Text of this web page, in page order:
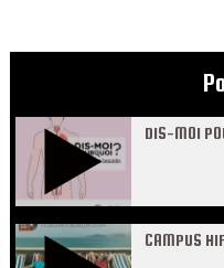
DIS-MOI
CAMPUS